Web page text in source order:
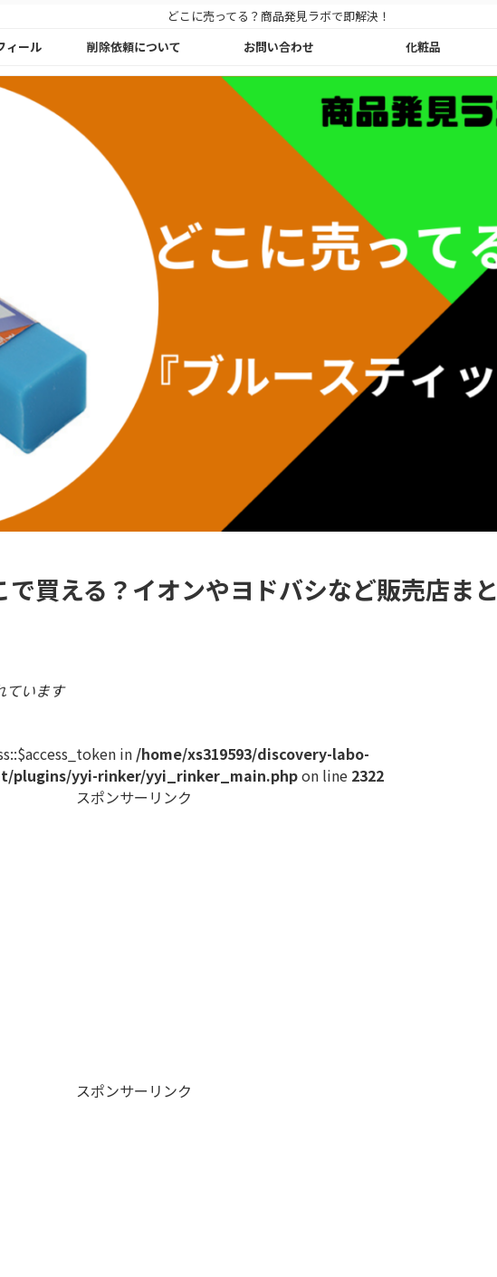
どこに売ってる？商品発見ラボで即解決！
ィール
削除依頼について お問い合わせ 化粧品
で買える？イオンやヨドバシなど販売店まと
ています
in /home/xs319593/discovery-labo-
yyi-rinker/yyi_rinker_main.phpon line 2322
スポンサーリンク
スポンサーリンク